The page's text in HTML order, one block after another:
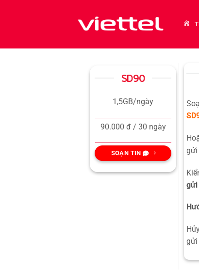
SD90
1,5GB/ngày
90.000 đ / 30 ngày
SOẠN TIN
gửi
gửi
gửi